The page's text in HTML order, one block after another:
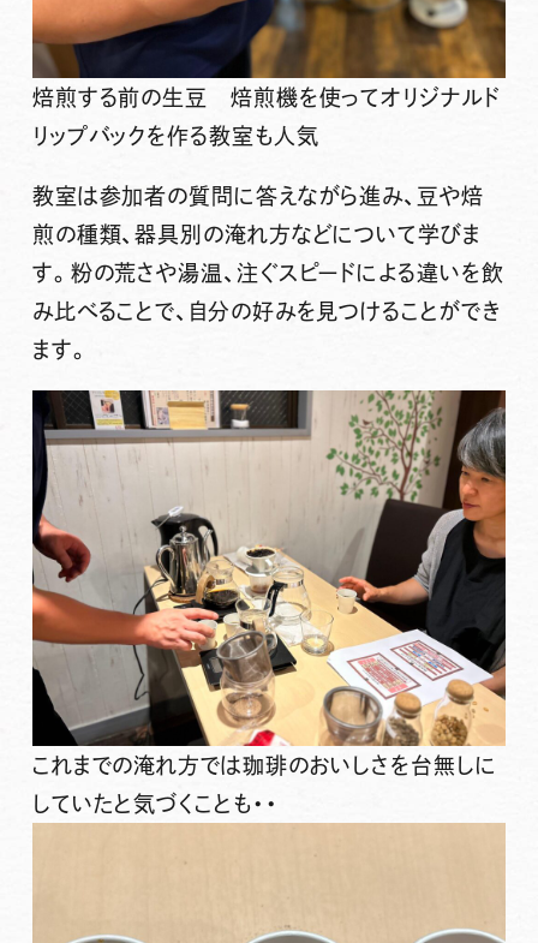
焙煎する前の生豆 焙煎機を使ってオリジナルド
リップバックを作る教室も人気
教室は参加者の質問に答えながら進み、豆や焙
煎の種類、器具別の淹れ方などについて学びま
す。粉の荒さや湯温、注ぐスピードによる違いを飲
み比べることで、自分の好みを見つけることができ
ます。
これまでの淹れ方では珈琲のおいしさを台無しに
していたと気づくことも・・